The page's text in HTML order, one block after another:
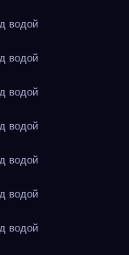
водой
водой
водой
водой
водой
водой
водой